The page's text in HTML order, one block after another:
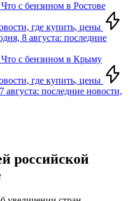
Что с бензином в Ростове
где купить, цены
8 августа: последние
Что с бензином в Крыму
где купить, цены
последние новости,
российской